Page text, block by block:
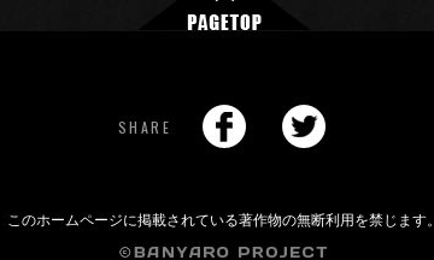
SHARE
このホームページに掲載されている著作物の無断利用を禁じます。